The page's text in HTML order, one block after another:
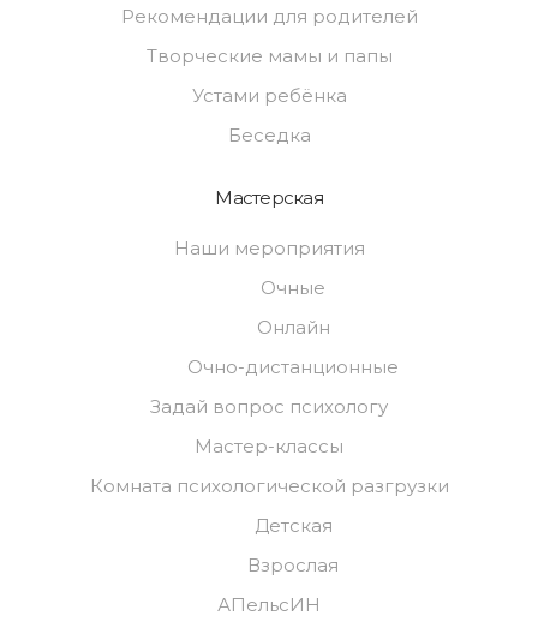
Рекомендации для родителей
Творческие мамы и папы
Устами ребёнка
Беседка
Мастерская
Наши мероприятия
Очные
Онлайн
Очно-дистанционные
Задай вопрос психологу
Мастер-классы
Комната психологической разгрузки
Детская
Взрослая
АПельсИН